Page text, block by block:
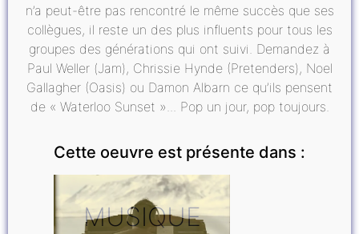
n’a peut-être pas rencontré le même succès que ses
collègues, il reste un des plus influents pour tous les
groupes des générations qui ont suivi. Demandez à
Paul Weller (Jam), Chrissie Hynde (Pretenders), Noel
Gallagher (Oasis) ou Damon Albarn ce qu’ils pensent
de « Waterloo Sunset »... Pop un jour, pop toujours.
Cette oeuvre est présente dans :
MUSIQUE